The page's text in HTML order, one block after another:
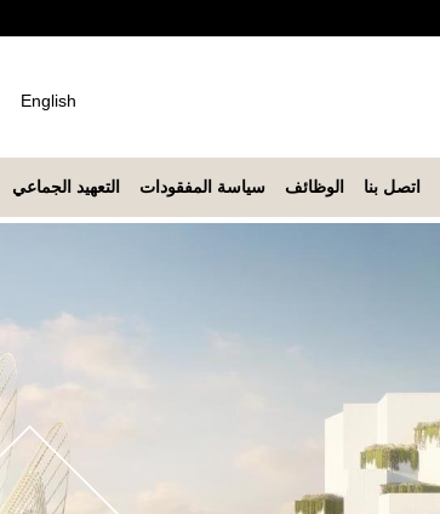
English
اتصل بنا الوظائف سياسة المفقودات التعهيد الجماعي